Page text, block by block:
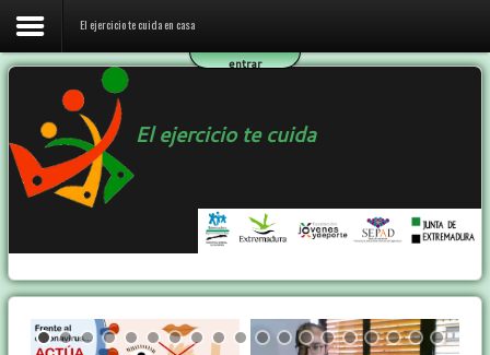
El ejercicio te cuida en casa
El programa ETC
Ejercicio y Salud
Contactar
El ejercicio te cuida en casa
entrar
El ejercicio te cuida